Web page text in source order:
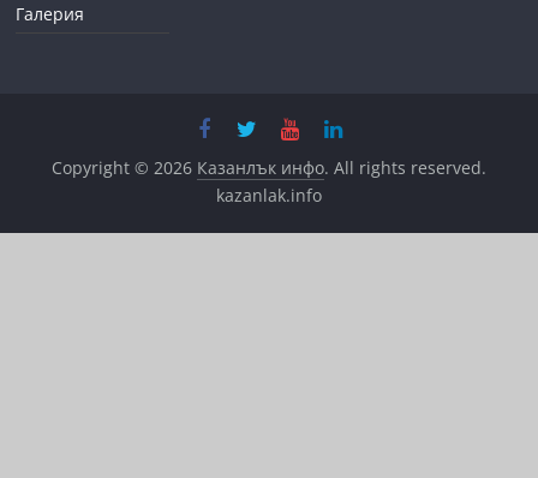
Галерия
Copyright © 2026 Казанлък инфо. All rights reserved.
kazanlak.info